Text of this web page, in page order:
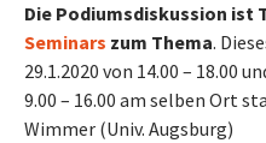
Die Podiumsdiskussion ist
Seminars zum Thema.
29.1.2020 von 14.00 – 18.00
9.00 – 16.00 am selben Ort
Wimmer (Univ. Augsburg)